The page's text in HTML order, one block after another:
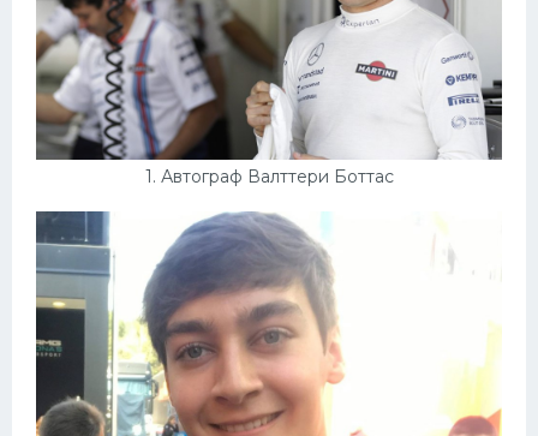
1. Автограф Валттери Боттас
Категории Фото
Много картинок...
Футбол
Хоккей
Велогонки
Конькобежный спорт
Тренажеры
Интерьеры квартир